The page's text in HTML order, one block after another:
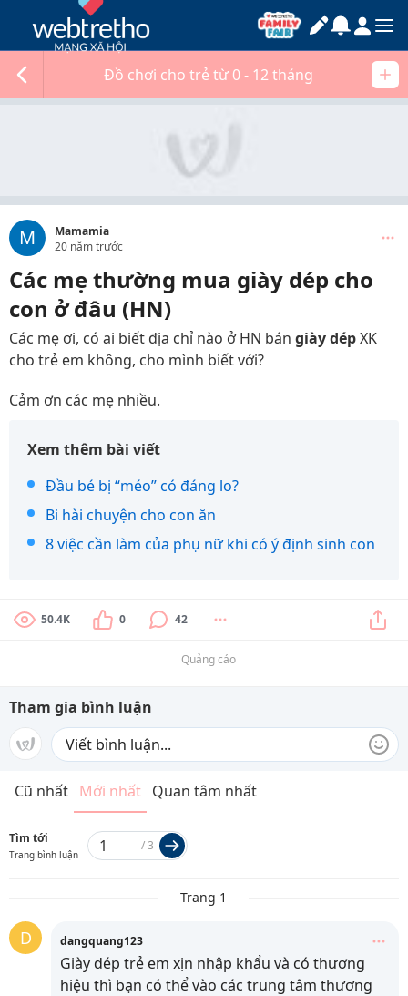
Đồ chơi cho trẻ từ 0 - 12 tháng
M
Mamamia
20 năm trước
Các mẹ thường mua giày dép cho
con ở đâu (HN)
Các mẹ ơi, có ai biết địa chỉ nào ở HN bán giày dépXK
cho trẻ em không, cho mình biết với?
Cảm ơn các mẹ nhiều.
Xem thêm bài viết
Đầu bé bị “méo” có đáng lo?
Bi hài chuyện cho con ăn
8 việc cần làm của phụ nữ khi có ý định sinh con
50.4K 0 42
Quảng cáo
Tham gia bình luận
Cũ nhất Mới nhất Quan tâm nhất
Tìm tới
Trang bình luận
/3
Trang 1
D dangquang123
Giày dép trẻ em xịn nhập khẩu và có thương
hiệu thì bạn có thể vào các trung tâm thương